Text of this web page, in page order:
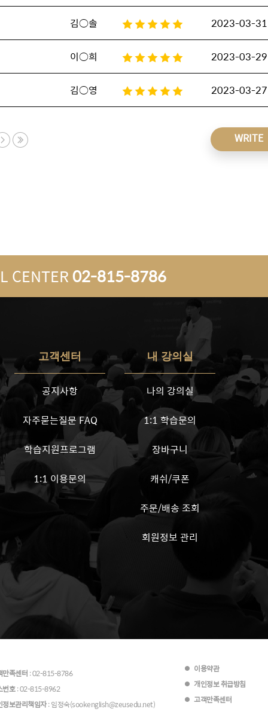
김○솔 2023-03-31
이○희 2023-03-29
김○영 2023-03-27
WRITE
CENTER02-815-8786
고객센터
공지사항
자주묻는질문 FAQ
학습지원프로그램
1:1 이용문의
내 강의실
나의 강의실
1:1 학습문의
장바구니
캐쉬/쿠폰
주문/배송 조회
회원정보 관리
만족센터 : 02-815-8786
번호: 02-815-8962
정보관리책임자: 임정숙(sookenglish@zeusedu.net)
이용약관
개인정보 취급방침
고객만족센터